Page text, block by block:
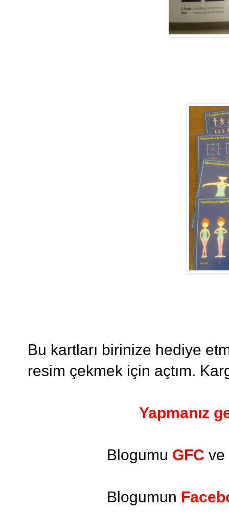
Bu kartları birinize hediye
resim çekmek için açtım.
Yapmanız
Blogumu GFC ve
Blogumun